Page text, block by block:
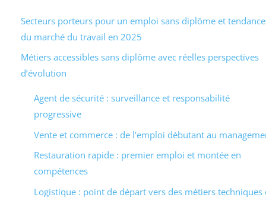
Secteurs porteurs pour un emploi sans diplôme et
du marché du travail en 2025
Métiers accessibles sans diplôme avec réelles perspectives
d’évolution
Agent de sécurité : surveillance et responsabilité
progressive
Vente et commerce : de l’emploi débutant au
Restauration rapide : premier emploi et montée en
compétences
Logistique : point de départ vers des métiers techniques